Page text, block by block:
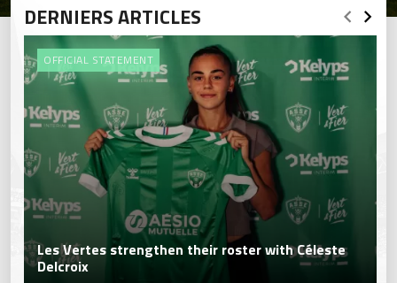
DERNIERS ARTICLES
OFFICIAL STATEMENT
Les Vertes strengthen their roster with Céleste
Delcroix